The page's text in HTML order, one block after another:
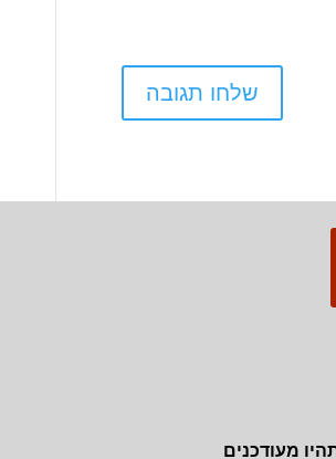
מעודכנים